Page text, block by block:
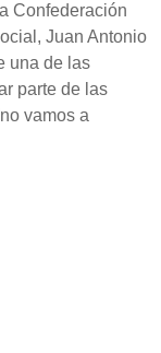
Confederación
Juan Antonio
una de las
parte de las
vamos a